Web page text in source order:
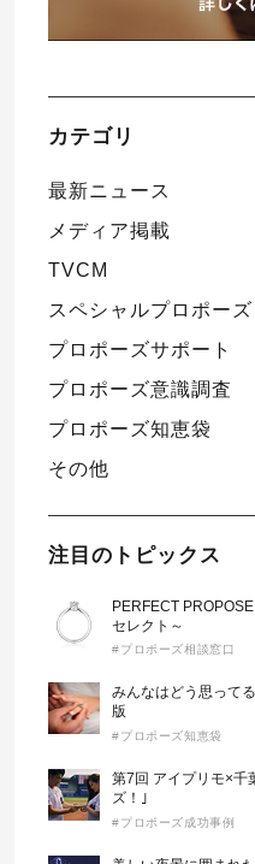
カテゴリ
最新ニュース
メディア掲載
TVCM
スペシャルプロポーズ
プロポーズサポート
プロポーズ意識調査
プロポーズ知恵袋
その他
注目のトピックス
PERFECT
セレクト～
#プロポーズ相談窓口
みんなはどう思って
版
#プロポーズ知恵袋
第7回 アイプリモ×千
ズ！｣
#プロポーズ成功事例